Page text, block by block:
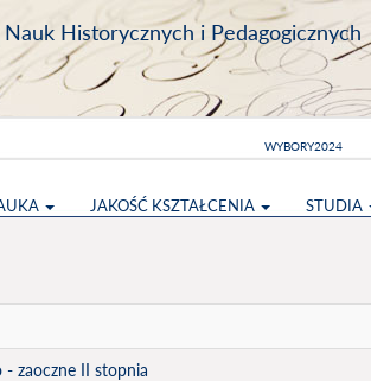
Nauk Historycznych i Pedagogicznych
JAKOŚĆ KSZTAŁCENIA STUDIA
WYBORY2024
zaoczne II stopnia